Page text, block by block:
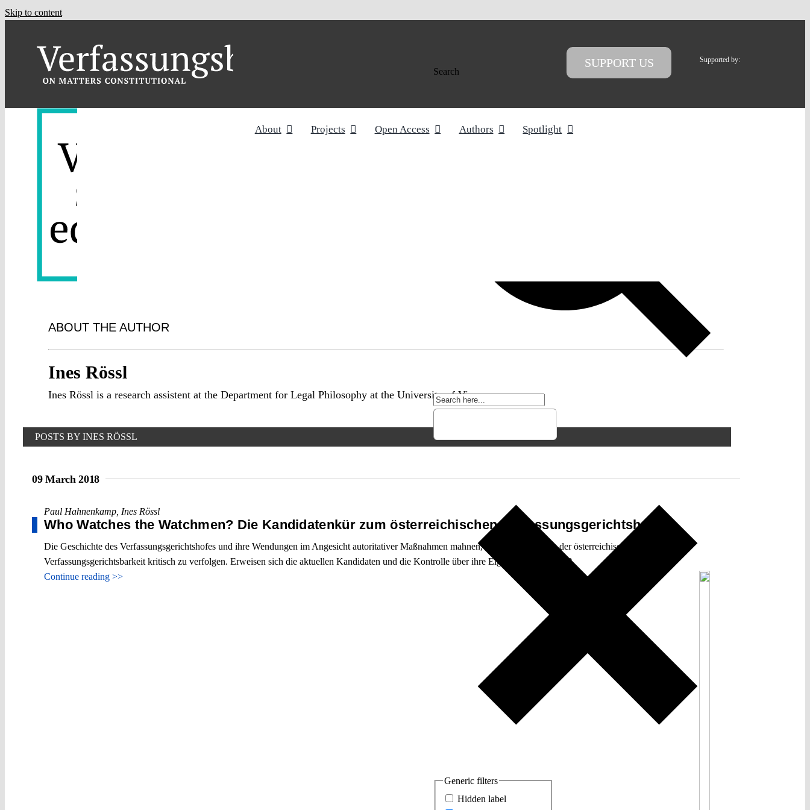
Skip to content
Search
Generic filters
Hidden label
SUPPORT US Supported by:
About Projects Open Access Authors Spotlight
ABOUT THE AUTHOR
Ines Rössl
Ines Rössl is a research assistent at the Department for Legal Philosophy at the University of Vienna.
POSTS BY INES RÖSSL
09 March 2018
Paul Hahnenkamp Ines Rössl
Who Watches the Watchmen? Die Kandidatenkür zum österreichischen Verfassungsgerichtshof
Die Geschichte des Verfassungsgerichtshofes und ihre Wendungen im Angesicht autoritativer Maßnahmen mahnen, die Entwicklungen der österreichischen
Verfassungsgerichtsbarkeit kritisch zu verfolgen. Erweisen sich die aktuellen Kandidaten und die Kontrolle über ihre Eignung als geeignet?
Continue reading >>